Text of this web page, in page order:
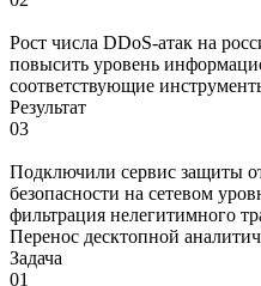
Рост числа DDoS-атак на
повысить уровень
соответствующие
Результат
03
Подключили сервис защиты
безопасности на сетевом
фильтрация нелегитимного
Перенос десктопной
Задача
01